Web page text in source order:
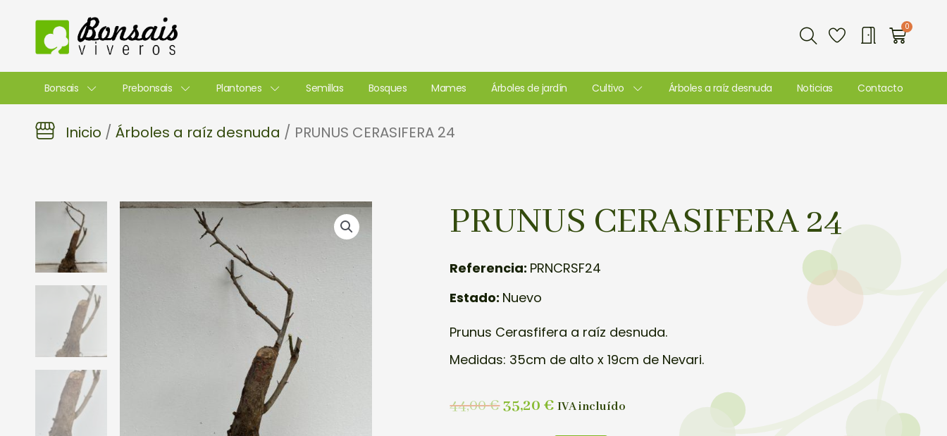
contenido
Buscar 0
Bonsais Prebonsais Plantones Semillas Bosques Mames Árboles de jardín Cultivo Árboles a raíz desnuda Noticias Contacto
Inicio / Árboles a raíz desnuda / PRUNUS CERASIFERA 24
PRUNUS CERASIFERA 24
Referencia: PRNCRSF24
Estado: Nuevo
Prunus Cerasfifera a raíz desnuda.
Medidas: 35cm de alto x 19cm de Nevari.
44,00€35,20€ IVA incluído